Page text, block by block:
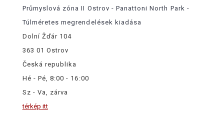
Průmyslová zóna II Ostrov - Panattoni North Park -
Túlméretes megrendelések kiadása
Dolní Žďár 104
363 01 Ostrov
Česká republika
Hé - Pé, 8:00 - 16:00
Sz - Va, zárva
térkép itt